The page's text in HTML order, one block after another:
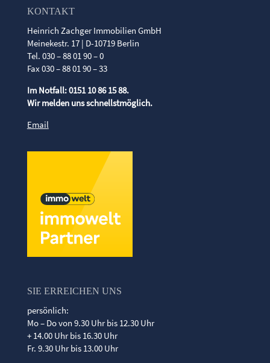
KONTAKT
Heinrich Zachger Immobilien GmbH
Meinekestr. 17 | D-10719 Berlin
Tel. 030 – 88 01 90 – 0
Fax 030 – 88 01 90 – 33
Im Notfall: 0151 10 86 15 88.
Wir melden uns schnellstmöglich.
Email
SIE ERREICHEN UNS
persönlich:
Mo – Do von 9.30 Uhr bis 12.30 Uhr
+ 14.00 Uhr bis 16.30 Uhr
Fr. 9.30 Uhr bis 13.00 Uhr